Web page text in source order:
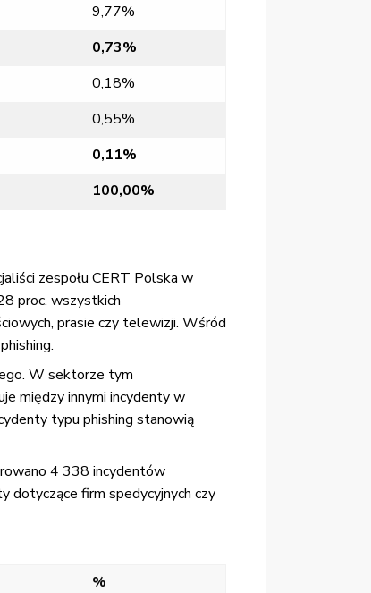
9,77%
0,73%
0,18%
0,55%
0,11%
100,00%
zespołu CERT Polska w
proc. wszystkich
prasie czy telewizji. Wśród
W sektorze tym
między innymi incydenty w
typu phishing stanowią
4 338 incydentów
dotyczące firm spedycyjnych czy
%